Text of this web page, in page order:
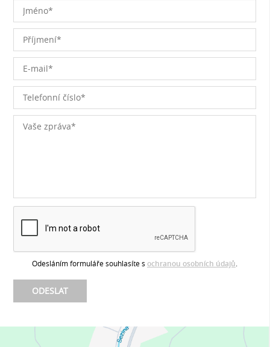
Odesláním formuláře souhlasíte s ochranou osobních údajů